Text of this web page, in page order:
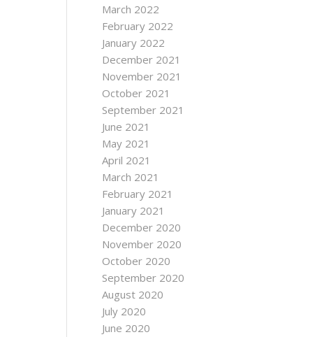
March 2022
February 2022
January 2022
December 2021
November 2021
October 2021
September 2021
June 2021
May 2021
April 2021
March 2021
February 2021
January 2021
December 2020
November 2020
October 2020
September 2020
August 2020
July 2020
June 2020